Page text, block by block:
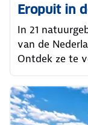
Eropuit in
In 21
van de
Ontdek ze te